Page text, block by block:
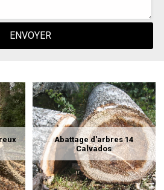
Abattage d'arbres 14
Calvados